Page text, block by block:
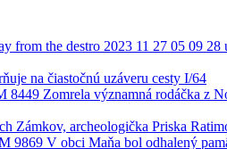
na čiastočnú uzáveru cesty I/64
Zámkov, archeologička Priska